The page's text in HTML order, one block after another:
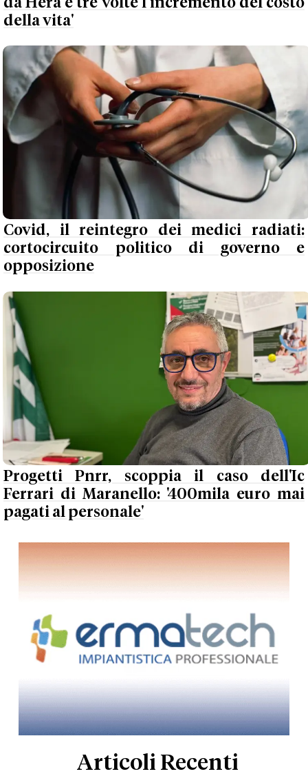
della vita'
Covid, il reintegro dei medici radiati:
cortocircuito politico di governo e
opposizione
Progetti Pnrr, scoppia il caso dell'Ic
Ferrari di Maranello: '400mila euro mai
pagati al personale'
Articoli Recenti